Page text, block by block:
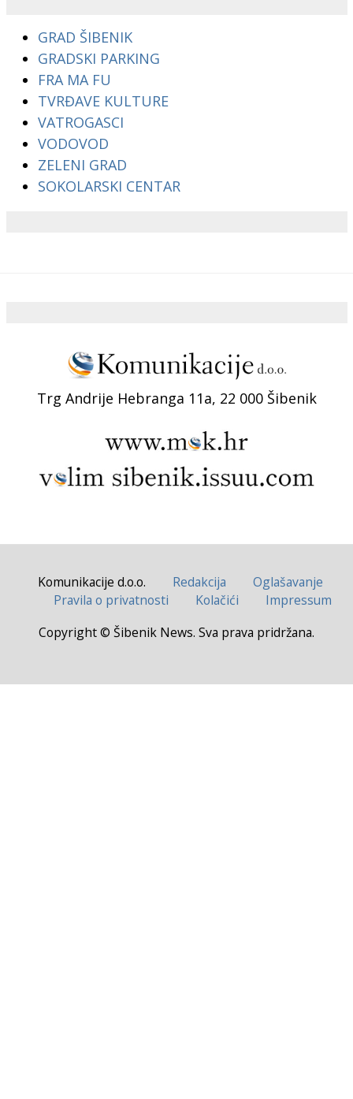
GRAD ŠIBENIK
GRADSKI PARKING
FRA MA FU
TVRĐAVE KULTURE
VATROGASCI
VODOVOD
ZELENI GRAD
SOKOLARSKI CENTAR
Trg Andrije Hebranga 11a, 22 000 Šibenik
Komunikacije d.o.o. Redakcija
Oglašavanje
Pravila o privatnosti
Kolačići
Impressum
Copyright © Šibenik News. Sva prava pridržana.